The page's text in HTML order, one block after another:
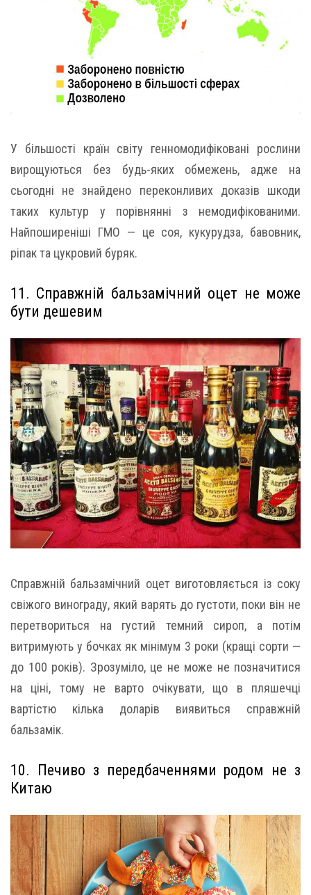
У більшості країн світу генномодифіковані рослини
вирощуються без будь-яких обмежень, адже на
сьогодні не знайдено переконливих доказів шкоди
таких культур у порівнянні з немодифікованими.
Найпоширеніші ГМО — це соя, кукурудза, бавовник,
ріпак та цукровий буряк.
11. Справжній бальзамічний оцет не може
бути дешевим
Справжній бальзамічний оцет виготовляється із соку
свіжого винограду, який варять до густоти, поки він не
перетвориться на густий темний сироп, а потім
витримують у бочках як мінімум 3 роки (кращі сорти —
до 100 років). Зрозуміло, це не може не позначитися
на ціні, тому не варто очікувати, що в пляшечці
вартістю кілька доларів виявиться справжній
бальзамік.
10. Печиво з передбаченнями родом не з
Китаю